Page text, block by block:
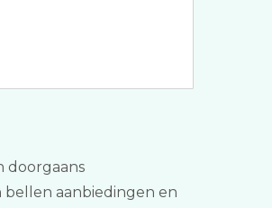
doorgaans
aanbiedingen en